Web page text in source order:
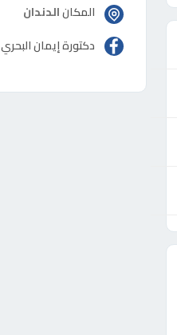
المكانالدندان
دكتورةإيمان البحري